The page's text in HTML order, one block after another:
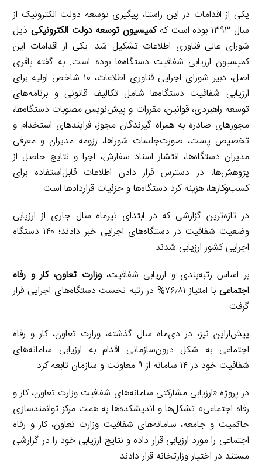
یکی از اقدامات در این راستا، پیگیری توسعه دولت الکترونیک از
سال ۱۳۹۳ بوده است که
کمیسیون توسعه دولت الکترونیکیذیل
شورای عالی فناوری اطلاعات تشکیل شد. یکی از اقدامات این
کمیسیون ارزیابی شفافیت دستگاه‌ها بوده است. به گفته باقری
اصل، دبیر شورای اجرایی فناوری اطلاعات، ۱۰ شاخص اولیه برای
ارزیابی شفافیت دستگاه‌ها شامل تکالیف قانونی و برنامه‌های
توسعه راهبردی، قوانین، مقررات و پیش‌نویس مصوبات دستگاه‌ها،
مجوزهای صادره به همراه گیرندگان مجوز، فرایندهای استخدام و
تخصیص پست، صورت‌جلسات شوراها، رزومه مدیران و معرفی
مدیران دستگاه‌ها، انتشار اسناد سفارش، اجرا و نتایج حاصل از
پژوهش‌ها، در دسترس قرار دادن اطلاعات قابل‌استفاده برای
کسب‌وکارها، هزینه کرد دستگاه‌ها و جزئیات قراردادها است.
در تازه‌ترین گزارشی که در ابتدای تیرماه سال جاری از ارزیابی
وضعیت شفافیت در دستگاه‌های اجرایی خبر دادند؛ ۱۴۰ دستگاه
اجرایی کشور ارزیابی شدند.
بر اساس رتبه‌بندی و ارزیابی شفافیت،وزارت تعاون، کار و رفاه
اجتماعی
با امتیاز ۷۶٫۸۱% در رتبه نخست دستگاه‌های اجرایی قرار
گرفت.
پیش‌ازاین نیز، در دی‌ماه سال گذشته، وزارت تعاون، کار و رفاه
اجتماعی به شکل درون‌سازمانی اقدام به ارزیابی سامانه‌های
شفافیت خود در ۱۴ سامانه از ۹ معاونت و سازمان تابعه کرد.
در پروژه «ارزیابی مشارکتی سامانه‌های شفافیت وزارت تعاون، کار و
رفاه اجتماعی» تشکل‌ها و اندیشکده‌ها به همت مرکز توانمندسازی
حاکمیت و جامعه، سامانه‌های شفافیت وزارت تعاون، کار و رفاه
اجتماعی را مورد ارزیابی قرار داده و نتایج ارزیابی خود را در گزارشی
مستند در اختیار وزارتخانه قرار دادند.